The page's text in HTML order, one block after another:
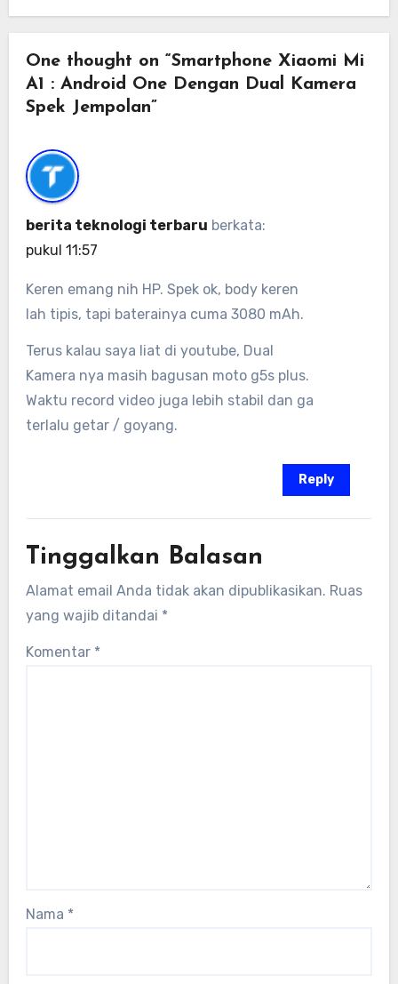
One thought on “Smartphone Xiaomi Mi
A1 : Android One Dengan Dual Kamera
Spek Jempolan”
berita teknologi terbaru berkata:
pukul 11:57
Keren emang nih HP. Spek ok, body keren
lah tipis, tapi baterainya cuma 3080 mAh.
Terus kalau saya liat di youtube, Dual
Kamera nya masih bagusan moto g5s plus.
Waktu record video juga lebih stabil dan ga
terlalu getar / goyang.
Reply
Tinggalkan Balasan
Alamat email Anda tidak akan dipublikasikan. Ruas
yang wajib ditandai *
Komentar *
Nama *